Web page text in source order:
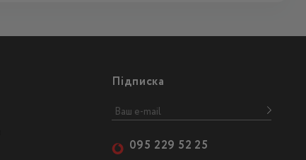
Підписка
095 229 52 25